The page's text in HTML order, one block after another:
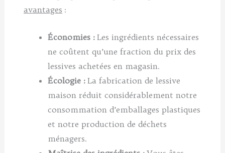
avantages :
Économies : Les ingrédients nécessaires
ne coûtent qu’une fraction du prix des
lessives achetées en magasin.
Écologie : La fabrication de lessive
maison réduit considérablement notre
consommation d’emballages plastiques
et notre production de déchets
ménagers.